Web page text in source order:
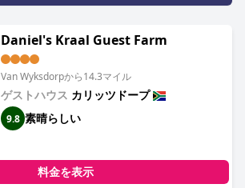
Daniel's Kraal Guest Farm
Van Wyksdorpから14.3マイル
ゲストハウス カリッツドープ
9.8 素晴らしい
料金を表示